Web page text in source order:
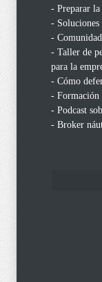
- Preparar
-
-
- Taller de
para la
- Cómo
- Formación
- Podcast
- Broker